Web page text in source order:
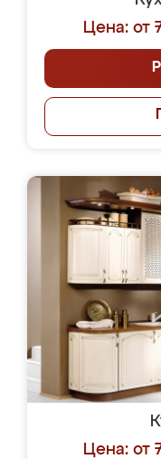
Цена: от
Цена: от